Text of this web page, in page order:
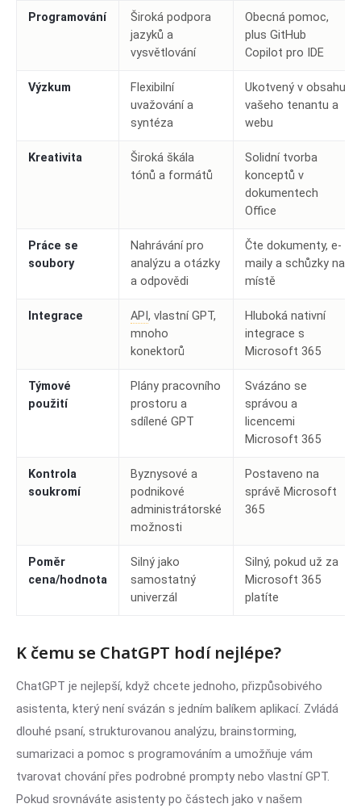
Programování
Široká podpora
jazyků a
vysvětlování
Obecná pomoc,
plus GitHub
Copilot pro IDE
Výzkum
Flexibilní
uvažování a
syntéza
Ukotvený v obsahu
vašeho tenantu a
webu
Kreativita
Široká škála
tónů a formátů
Solidní tvorba
konceptů v
dokumentech
Office
Práce se
soubory
Nahrávání pro
analýzu a otázky
a odpovědi
Čte dokumenty, e-
maily a schůzky na
místě
Integrace API, vlastní GPT,
mnoho
konektorů
Hluboká nativní
integrace s
Microsoft 365
Týmové
použití
Plány pracovního
prostoru a
sdílené GPT
Svázáno se
správou a
licencemi
Microsoft 365
Kontrola
soukromí
Byznysové a
podnikové
administrátorské
možnosti
Postaveno na
správě Microsoft
365
Poměr
cena/hodnota
Silný jako
samostatný
univerzál
Silný, pokud už za
Microsoft 365
platíte
K čemu se ChatGPT hodí nejlépe?
ChatGPT je nejlepší, když chcete jednoho, přizpůsobivého
asistenta, který není svázán s jedním balíkem aplikací. Zvládá
dlouhé psaní, strukturovanou analýzu, brainstorming,
sumarizaci a pomoc s programováním a umožňuje vám
tvarovat chování přes podrobné prompty nebo vlastní GPT.
Pokud srovnáváte asistenty po částech jako v našem